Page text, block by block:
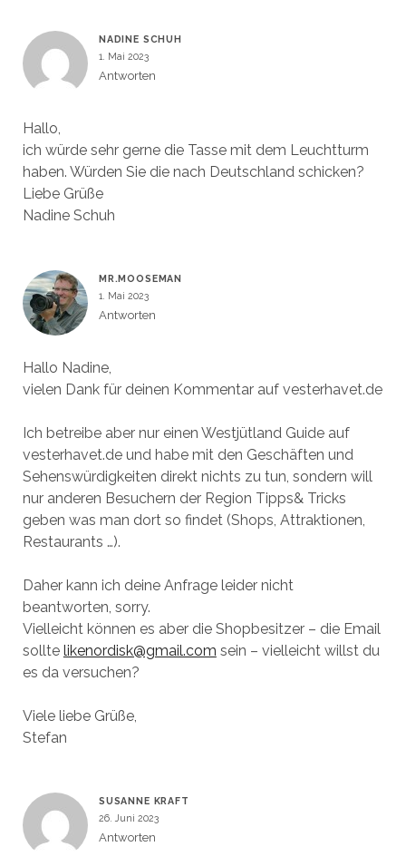
NADINE SCHUH
1. Mai 2023
Antworten
Hallo,
ich würde sehr gerne die Tasse mit dem Leuchtturm
haben. Würden Sie die nach Deutschland schicken?
Liebe Grüße
Nadine Schuh
MR.MOOSEMAN
1. Mai 2023
Antworten
Hallo Nadine,
vielen Dank für deinen Kommentar auf vesterhavet.de
Ich betreibe aber nur einen Westjütland Guide auf
vesterhavet.de und habe mit den Geschäften und
Sehenswürdigkeiten direkt nichts zu tun, sondern will
nur anderen Besuchern der Region Tipps& Tricks
geben was man dort so findet (Shops, Attraktionen,
Restaurants …).
Daher kann ich deine Anfrage leider nicht
beantworten, sorry.
Vielleicht können es aber die Shopbesitzer – die Email
sollte likenordisk@gmail.com sein – vielleicht willst du
es da versuchen?
Viele liebe Grüße,
Stefan
SUSANNE KRAFT
26. Juni 2023
Antworten